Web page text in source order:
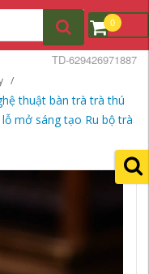
0
thuật bàn trà trà thú
mở sáng tạo Ru bộ trà
TD-629426971887